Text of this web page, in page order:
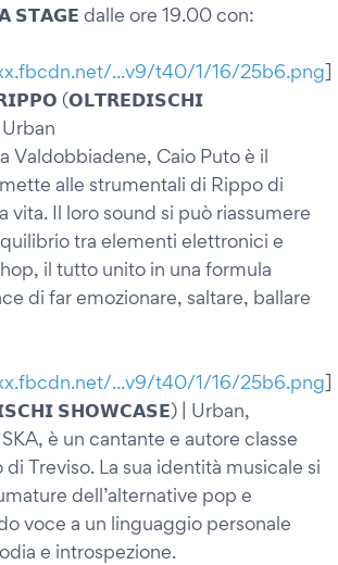
dalle ore 19.00 con:
...v9/t40/1/16/25b6.png]
(𝗢𝗟𝗧𝗥𝗘𝗗𝗜𝗦𝗖𝗛𝗜
Valdobbiadene, Caio Puto è il
alle strumentali di Rippo di
vita. Il loro sound si può riassumere
tra elementi elettronici e
il tutto unito in una formula
di far emozionare, saltare, ballare
...v9/t40/1/16/25b6.png]
𝗦𝗛𝗢𝗪𝗖𝗔𝗦𝗘) | Urban,
è un cantante e autore classe
Treviso. La sua identità musicale si
dell’alternative pop e
voce a un linguaggio personale
e introspezione.